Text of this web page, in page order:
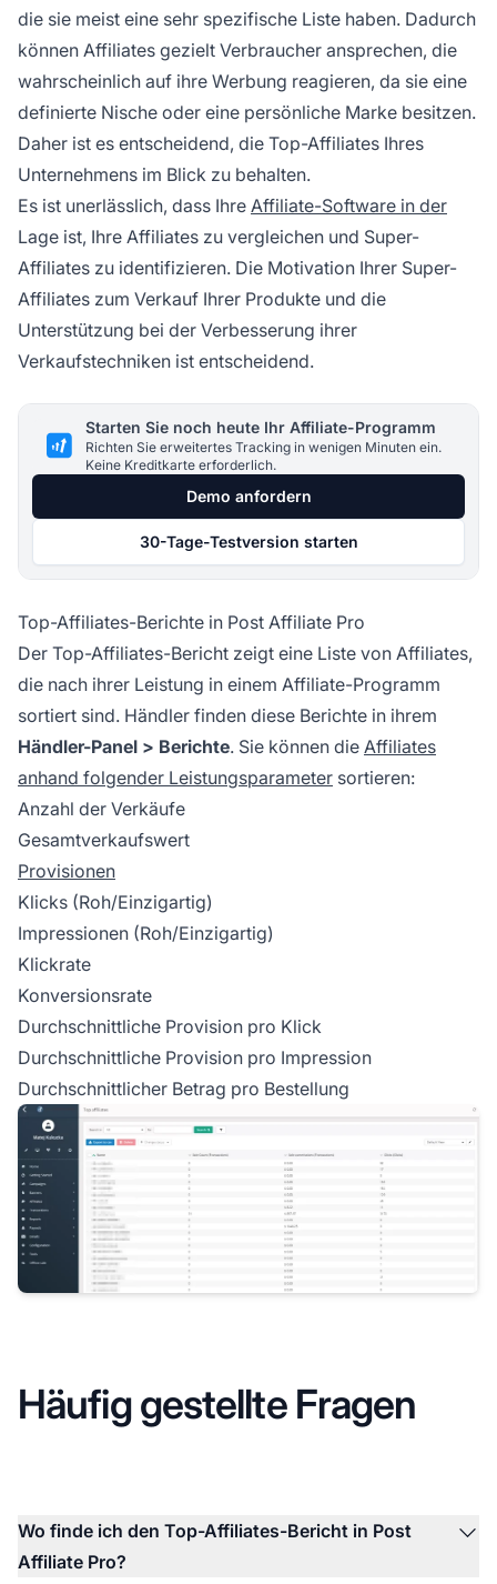
die sie meist eine sehr spezifische Liste haben. Dadurch
können Affiliates gezielt Verbraucher ansprechen, die
wahrscheinlich auf ihre Werbung reagieren, da sie eine
definierte Nische oder eine persönliche Marke besitzen.
Daher ist es entscheidend, die Top-Affiliates Ihres
Unternehmens im Blick zu behalten.
Es ist unerlässlich, dass Ihre Affiliate-Software in der
Lage ist, Ihre Affiliates zu vergleichen und Super-
Affiliates zu identifizieren. Die Motivation Ihrer Super-
Affiliates zum Verkauf Ihrer Produkte und die
Unterstützung bei der Verbesserung ihrer
Verkaufstechniken ist entscheidend.
Starten Sie noch heute Ihr Affiliate-Programm
Richten Sie erweitertes Tracking in wenigen Minuten ein.
Keine Kreditkarte erforderlich.
Demo anfordern
30-Tage-Testversion starten
Top-Affiliates-Berichte in Post Affiliate Pro
Der Top-Affiliates-Bericht zeigt eine Liste von Affiliates,
die nach ihrer Leistung in einem Affiliate-Programm
sortiert sind. Händler finden diese Berichte in ihrem
Händler-Panel > Berichte. Sie können die Affiliates
anhand folgender Leistungsparameter sortieren:
Anzahl der Verkäufe
Gesamtverkaufswert
Provisionen
Klicks (Roh/Einzigartig)
Impressionen (Roh/Einzigartig)
Klickrate
Konversionsrate
Durchschnittliche Provision pro Klick
Durchschnittliche Provision pro Impression
Durchschnittlicher Betrag pro Bestellung
Häufig gestellte Fragen
Wo finde ich den Top-Affiliates-Bericht in Post
Affiliate Pro?